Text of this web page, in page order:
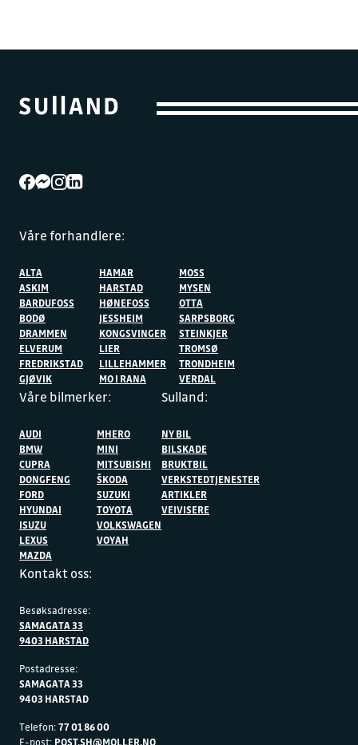
Våre forhandlere:
ALTA
ASKIM
BARDUFOSS
BODØ
DRAMMEN
ELVERUM
FREDRIKSTAD
GJØVIK
HAMAR
HARSTAD
HØNEFOSS
JESSHEIM
KONGSVINGER
LIER
LILLEHAMMER
MO I RANA
MOSS
MYSEN
OTTA
SARPSBORG
STEINKJER
TROMSØ
TRONDHEIM
VERDAL
Våre bilmerker:
AUDI
BMW
CUPRA
DONGFENG
FORD
HYUNDAI
ISUZU
LEXUS
MAZDA
MHERO
MINI
MITSUBISHI
ŠKODA
SUZUKI
TOYOTA
VOLKSWAGEN
VOYAH
Sulland:
NY BIL
BILSKADE
BRUKTBIL
VERKSTEDTJENESTER
ARTIKLER
VEIVISERE
Kontakt oss:
Besøksadresse:
SAMAGATA 33
9403 HARSTAD
Postadresse:
SAMAGATA 33
9403 HARSTAD
Telefon:77 01 86 00
E-post: POST.SH@MOLLER.NO